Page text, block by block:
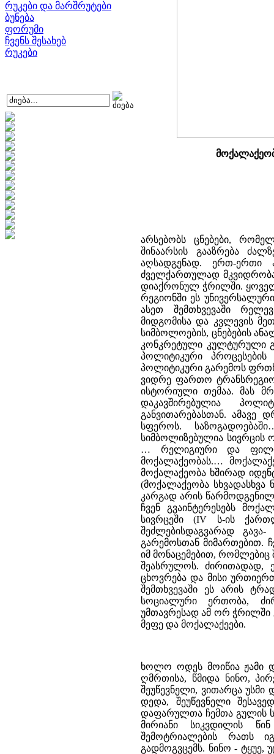
რუკები და მარშრუტები
ბუნება
ფორუმი
ჩვენს შესახებ
რუკები
არსებობს ცნებები,
შინაარსის გააზრება
აღსადგენად. ერთ-ერთი
ძველქართულად
დიაქრონულ ჭრილში.
რეგიონში ეს
ასეთ შემთხვევაში
მიდგომისა და კვლევის
სიმბოლოების, ცნებების
კონკრეტული კულტურული
პოლიტიკური პროცესების
პოლიტიკური გარემოს
ვიდრე ფართო
ისტორიული თემაა. მას
დაკავშირებულია
განვითარებასთან.
სფეროს.
სიმბოლიზებულია სივრცის
… რელიგიური და
მოქალაქეობას.…
მოქალაქეობა ხშირად
(მოქალაქეობა
კარგად არის
ჩვენ გვაინტერესებს
სივრცეში (IV ს-ის
შეძლებისდაგვარად
გარემოსთან მიმართებით.
იმ მონაცემებით, რომლებიც
შეასრულოს. ძირითადად,
ცხოვრება და მისი
შემთხვევაში ეს არის
სოციალური ერთობა,
უმთავრესად ამ ორ ჭრილში
მეფე და მოქალაქეები.
ხოლო ოდეს მოიწია ჟამი
ღმრთისა, წმიდა ნინო,
შეუწევნელი, ვითარცა
დედა, შეუწევნელი
დაფარულთა ჩემთა გულის
მირიანი სიკვდილის
შემოტრიალების რათს
გადმოგვცემს. ნინო - ტყუე,